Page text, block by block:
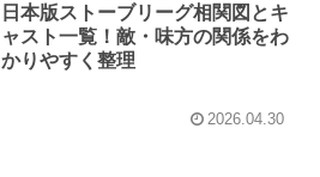
日本版ストーブリーグ相関図とキ
ャスト一覧！敵・味方の関係をわ
かりやすく整理
2026.04.30